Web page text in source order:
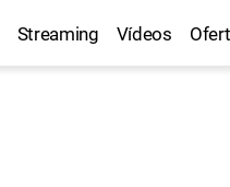
Streaming Vídeos